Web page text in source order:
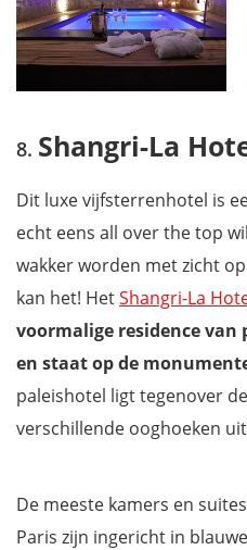
Shangri-La
Dit luxe vijfsterrenhotel is
echt eens all over the top
wakker worden met zicht
kan het! HetShangri-La
voormalige residence
en staat op de
paleishotel ligt tegenover
verschillende ooghoeken
De meeste kamers en
Paris zijn ingericht in